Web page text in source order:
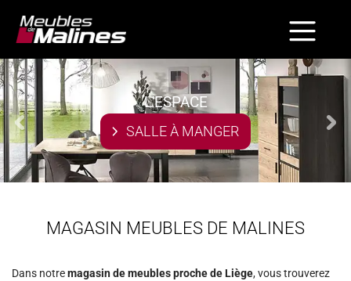
L'ESPACE
SALLE À MANGER
MAGASIN MEUBLES DE MALINES
Dans notremagasin de meubles proche de Liège, vous trouverez